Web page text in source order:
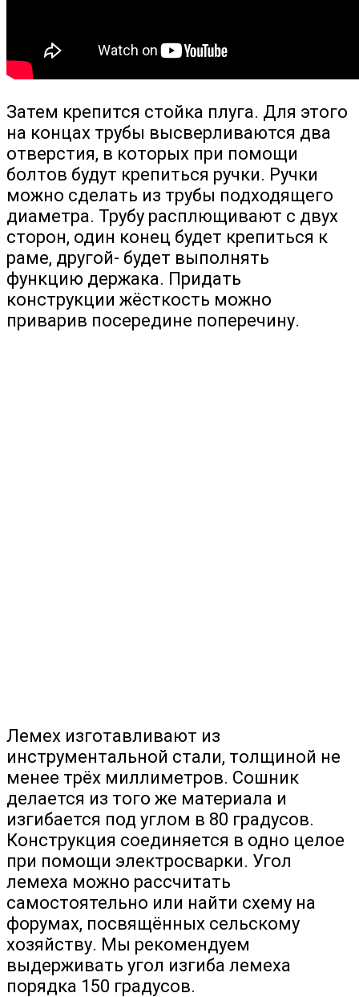
Затем крепится стойка плуга. Для этого
на концах трубы высверливаются два
отверстия, в которых при помощи
болтов будут крепиться ручки. Ручки
можно сделать из трубы подходящего
диаметра. Трубу расплющивают с двух
сторон, один конец будет крепиться к
раме, другой- будет выполнять
функцию держака. Придать
конструкции жёсткость можно
приварив посередине поперечину.
Лемех изготавливают из
инструментальной стали, толщиной не
менее трёх миллиметров. Сошник
делается из того же материала и
изгибается под углом в 80 градусов.
Конструкция соединяется в одно целое
при помощи электросварки. Угол
лемеха можно рассчитать
самостоятельно или найти схему на
форумах, посвящённых сельскому
хозяйству. Мы рекомендуем
выдерживать угол изгиба лемеха
порядка 150 градусов.